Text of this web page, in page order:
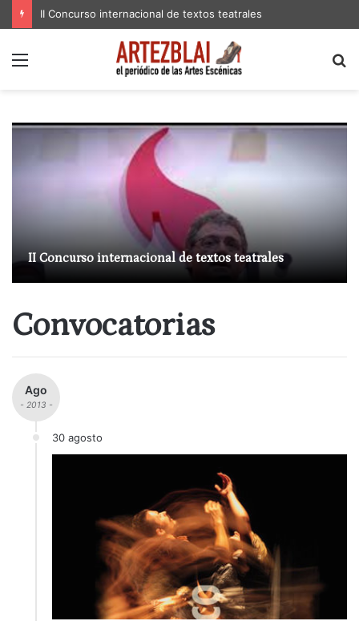
II Concurso internacional de textos teatrales
Menú
II Concurso internacional de textos teatrales
Convocatorias
Ago
- 2013 -
30 agosto